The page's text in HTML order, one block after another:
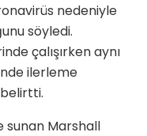
nedeniyle
söyledi.
çalışırken aynı
ilerleme
sunan Marshall